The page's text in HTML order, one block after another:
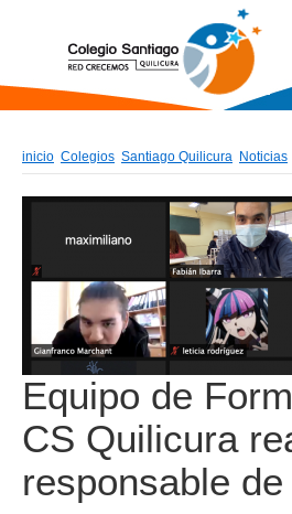
inicio Colegios Santiago Quilicura Noticias
Equipo de
CS Quilicura
responsable